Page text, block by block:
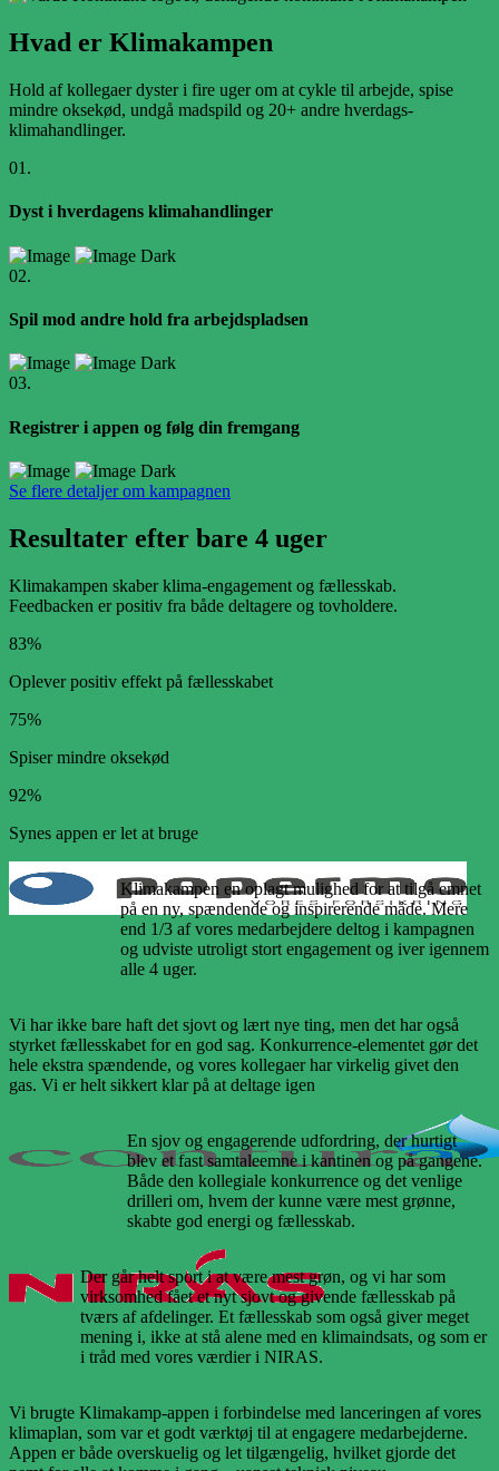
Hvad er Klimakampen
Hold af kollegaer dyster i fire uger om at cykle til arbejde, spise
mindre oksekød, undgå madspild og 20+ andre hverdags-
klimahandlinger.
01.
Dyst i hverdagens klimahandlinger
02.
Spil mod andre hold fra arbejdspladsen
03.
Registrer i appen og følg din fremgang
Se flere detaljer om kampagnen
Resultater efter bare 4 uger
Klimakampen skaber klima-engagement og fællesskab.
Feedbacken er positiv fra både deltagere og tovholdere.
83%
Oplever positiv effekt på fællesskabet
75%
Spiser mindre oksekød
92%
Synes appen er let at bruge
Klimakampen en oplagt mulighed for at tilgå emnet
på en ny, spændende og inspirerende måde. Mere
end 1/3 af vores medarbejdere deltog i kampagnen
og udviste utroligt stort engagement og iver igennem
alle 4 uger.
Vi har ikke bare haft det sjovt og lært nye ting, men det har også
styrket fællesskabet for en god sag. Konkurrence-elementet gør det
hele ekstra spændende, og vores kollegaer har virkelig givet den
gas. Vi er helt sikkert klar på at deltage igen
En sjov og engagerende udfordring, der hurtigt
blev et fast samtaleemne i kantinen og på gangene.
Både den kollegiale konkurrence og det venlige
drilleri om, hvem der kunne være mest grønne,
skabte god energi og fællesskab.
Der går helt sport i at være mest grøn, og vi har som
virksomhed fået et nyt sjovt og givende fællesskab på
tværs af afdelinger. Et fællesskab som også giver meget
mening i, ikke at stå alene med en klimaindsats, og som er
i tråd med vores værdier i NIRAS.
Vi brugte Klimakamp-appen i forbindelse med lanceringen af vores
klimaplan, som var et godt værktøj til at engagere medarbejderne.
Appen er både overskuelig og let tilgængelig, hvilket gjorde det